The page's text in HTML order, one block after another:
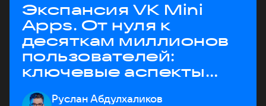
Экспансия VK Mini
Apps. От нуля к
десяткам миллионов
пользователей:
ключевые аспекты
архитектуры
Руслан Абдулхаликов